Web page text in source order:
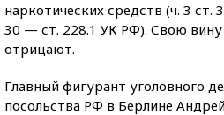
наркотических средств (ч. 3 ст.
30 — ст. 228.1 УК РФ). Свою вину
отрицают.
Главный фигурант уголовного
посольства РФ в Берлине